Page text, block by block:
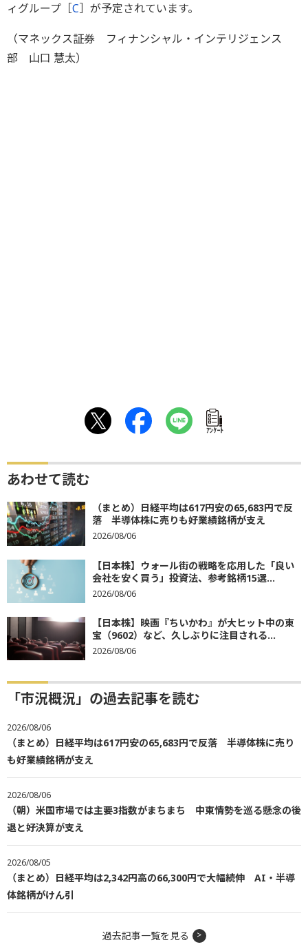
ィグループ［C］が予定されています。
（マネックス証券 フィナンシャル・インテリジェンス
部 山口 慧太）
ｱﾝｹｰﾄ
あわせて読む
（まとめ）日経平均は617円安の65,683円で反
落 半導体株に売りも好業績銘柄が支え
2026/08/06
【日本株】ウォール街の戦略を応用した「良い
会社を安く買う」投資法、参考銘柄15選...
2026/08/06
【日本株】映画『ちいかわ』が大ヒット中の東
宝（9602）など、久しぶりに注目される...
2026/08/06
「市況概況」の過去記事を読む
2026/08/06
（まとめ）日経平均は617円安の65,683円で反落 半導体株に売り
も好業績銘柄が支え
2026/08/06
（朝）米国市場では主要3指数がまちまち 中東情勢を巡る懸念の後
退と好決算が支え
2026/08/05
（まとめ）日経平均は2,342円高の66,300円で大幅続伸 AI・半導
体銘柄がけん引
過去記事一覧を見る